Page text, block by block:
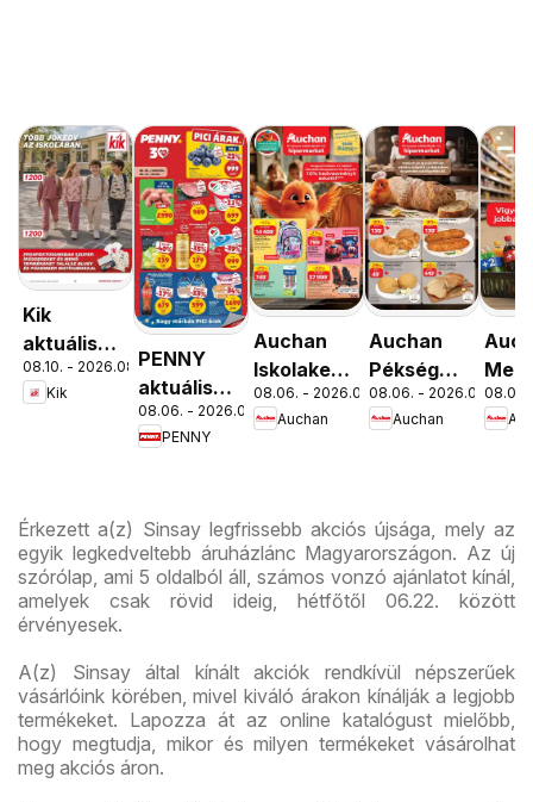
Kik
aktuális
akciós
újság
08.10. - 2026.08.16.
Kik
PENNY
aktuális
akciós
újság
08.06. - 2026.08.12.
PENNY
Auchan
Iskolakezdés
ajánlatok
08.06. - 2026.08.19.
Auchan
Auchan
Pékség
ajánlataink
08.06. - 2026.08.12.
Auchan
08.06.
Érkezett a(z) Sinsay legfrissebb akciós újsága, mely az
egyik legkedveltebb áruházlánc Magyarországon. Az új
szórólap, ami 5 oldalból áll, számos vonzó ajánlatot kínál,
amelyek csak rövid ideig, hétfőtől 06.22. között
érvényesek.
A(z) Sinsay által kínált akciók rendkívül népszerűek
vásárlóink körében, mivel kiváló árakon kínálják a legjobb
termékeket. Lapozza át az online katalógust mielőbb,
hogy megtudja, mikor és milyen termékeket vásárolhat
meg akciós áron.